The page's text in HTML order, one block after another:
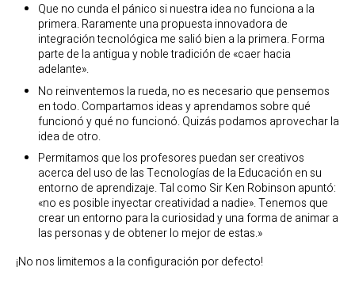
Que no cunda el pánico si nuestra idea no funciona a la
primera. Raramente una propuesta innovadora de
integración tecnológica me salió bien a la primera. Forma
parte de la antigua y noble tradición de «caer hacia
adelante».
No reinventemos la rueda, no es necesario que pensemos
en todo. Compartamos ideas y aprendamos sobre qué
funcionó y qué no funcionó. Quizás podamos aprovechar la
idea de otro.
Permitamos que los profesores puedan ser creativos
acerca del uso de las Tecnologías de la Educación en su
entorno de aprendizaje. Tal como Sir Ken Robinson apuntó:
«no es posible inyectar creatividad a nadie». Tenemos que
crear un entorno para la curiosidad y una forma de animar a
las personas y de obtener lo mejor de estas.»
¡No nos limitemos a la configuración por defecto!